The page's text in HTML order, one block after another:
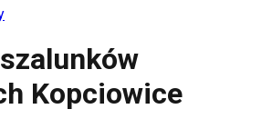
Kopciowice